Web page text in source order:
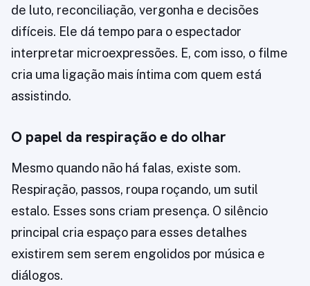
de luto, reconciliação, vergonha e decisões
difíceis. Ele dá tempo para o espectador
interpretar microexpressões. E, com isso, o filme
cria uma ligação mais íntima com quem está
assistindo.
O papel da respiração e do olhar
Mesmo quando não há falas, existe som.
Respiração, passos, roupa roçando, um sutil
estalo. Esses sons criam presença. O silêncio
principal cria espaço para esses detalhes
existirem sem serem engolidos por música e
diálogos.